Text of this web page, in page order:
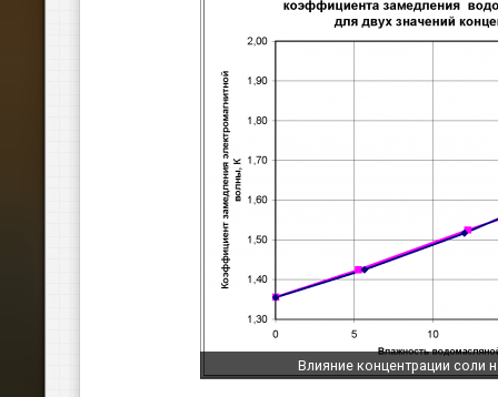
Влияние концентрации соли